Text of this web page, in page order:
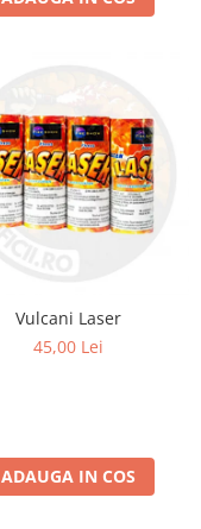
Vulcani Laser
45,00 Lei
ADAUGA IN COS